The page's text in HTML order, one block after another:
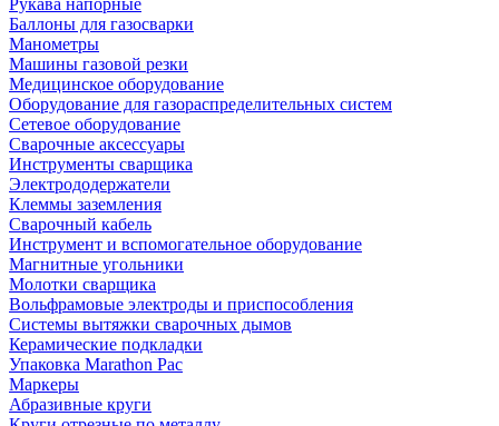
Рукава напорные
Баллоны для газосварки
Манометры
Машины газовой резки
Медицинское оборудование
Оборудование для газораспределительных систем
Сетевое оборудование
Сварочные аксессуары
Инструменты сварщика
Электрододержатели
Клеммы заземления
Сварочный кабель
Инструмент и вспомогательное оборудование
Магнитные угольники
Молотки сварщика
Вольфрамовые электроды и приспособления
Системы вытяжки сварочных дымов
Керамические подкладки
Упаковка Marathon Pac
Маркеры
Абразивные круги